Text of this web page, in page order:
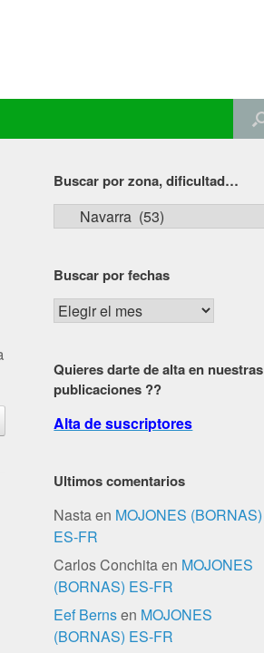
Buscar por zona, dificultad…
Buscar
por
dificultad…
Buscar por fechas
Buscar
por
Quieres darte de alta en nuestras
publicaciones ??
Alta de suscriptores
Ultimos comentarios
Nastaen MOJONES (BORNAS)
ES-FR
Carlos Conchitaen MOJONES
(BORNAS) ES-FR
Eef Bernsen MOJONES
(BORNAS) ES-FR